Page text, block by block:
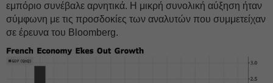
εμπόριο συνέβαλε αρνητικά. Η μικρή συνολική αύξηση ήταν
σύμφωνη με τις προσδοκίες των αναλυτών που συμμετείχαν
σε έρευνα του Bloomberg.